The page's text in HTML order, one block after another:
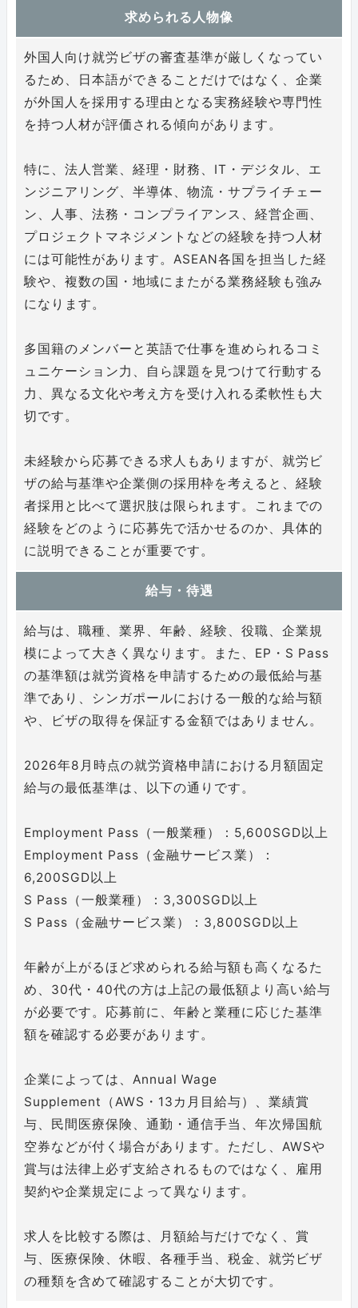
求められる人物像
外国人向け就労ビザの審査基準が厳しくなってい
るため、日本語ができることだけではなく、企業
が外国人を採用する理由となる実務経験や専門性
を持つ人材が評価される傾向があります。
特に、法人営業、経理・財務、IT・デジタル、エ
ンジニアリング、半導体、物流・サプライチェー
ン、人事、法務・コンプライアンス、経営企画、
プロジェクトマネジメントなどの経験を持つ人材
には可能性があります。ASEAN各国を担当した経
験や、複数の国・地域にまたがる業務経験も強み
になります。
多国籍のメンバーと英語で仕事を進められるコミ
ュニケーション力、自ら課題を見つけて行動する
力、異なる文化や考え方を受け入れる柔軟性も大
切です。
未経験から応募できる求人もありますが、就労ビ
ザの給与基準や企業側の採用枠を考えると、経験
者採用と比べて選択肢は限られます。これまでの
経験をどのように応募先で活かせるのか、具体的
に説明できることが重要です。
給与・待遇
給与は、職種、業界、年齢、経験、役職、企業規
模によって大きく異なります。また、EP・S Pass
の基準額は就労資格を申請するための最低給与基
準であり、シンガポールにおける一般的な給与額
や、ビザの取得を保証する金額ではありません。
2026年8月時点の就労資格申請における月額固定
給与の最低基準は、以下の通りです。
Employment Pass（一般業種）：5,600SGD以上
Employment Pass（金融サービス業）：
6,200SGD以上
S Pass（一般業種）：3,300SGD以上
S Pass（金融サービス業）：3,800SGD以上
年齢が上がるほど求められる給与額も高くなるた
め、30代・40代の方は上記の最低額より高い給与
が必要です。応募前に、年齢と業種に応じた基準
額を確認する必要があります。
企業によっては、Annual Wage
Supplement（AWS・13カ月目給与）、業績賞
与、民間医療保険、通勤・通信手当、年次帰国航
空券などが付く場合があります。ただし、AWSや
賞与は法律上必ず支給されるものではなく、雇用
契約や企業規定によって異なります。
求人を比較する際は、月額給与だけでなく、賞
与、医療保険、休暇、各種手当、税金、就労ビザ
の種類を含めて確認することが大切です。